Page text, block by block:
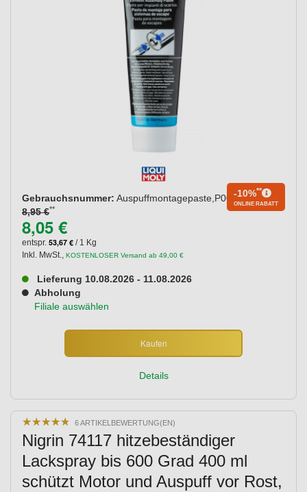
Gebrauchsnummer: Auspuffmontagepaste,P000416
8,95 €**
-10%**
ONLINE RABATT
8,05 €
entspr. 53,67 € / 1 Kg
Inkl. MwSt., KOSTENLOSER Versand ab 49,00 €
Lieferung 10.08.2026 - 11.08.2026
Abholung
Filiale auswählen
Kaufen
Details
★★★★★
★★★★★ 6 ARTIKELBEWERTUNG(EN)
Nigrin 74117 hitzebeständiger
Lackspray bis 600 Grad 400 ml
schützt Motor und Auspuff vor Rost,